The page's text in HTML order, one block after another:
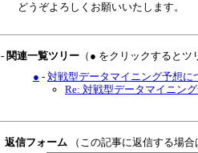
どうぞよろしくお願いいたします。
- 関連一覧ツリー （● をクリックすると
● - 対戦型データマイニング予想に
Re: 対戦型データマイニン
返信フォーム （この記事に返信する場